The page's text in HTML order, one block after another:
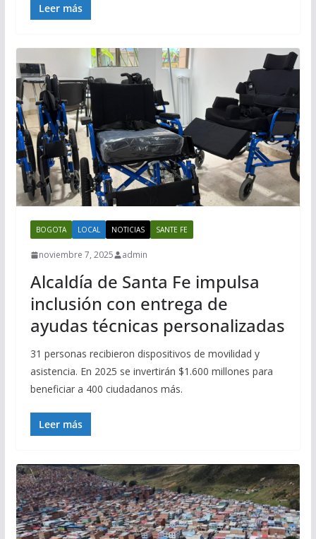
Leer más
BOGOTA LOCAL NOTICIAS SANTE FE
noviembre 7, 2025 admin
Alcaldía de Santa Fe impulsa
inclusión con entrega de
ayudas técnicas personalizadas
31 personas recibieron dispositivos de movilidad y
asistencia. En 2025 se invertirán $1.600 millones para
beneficiar a 400 ciudadanos más.
Leer más